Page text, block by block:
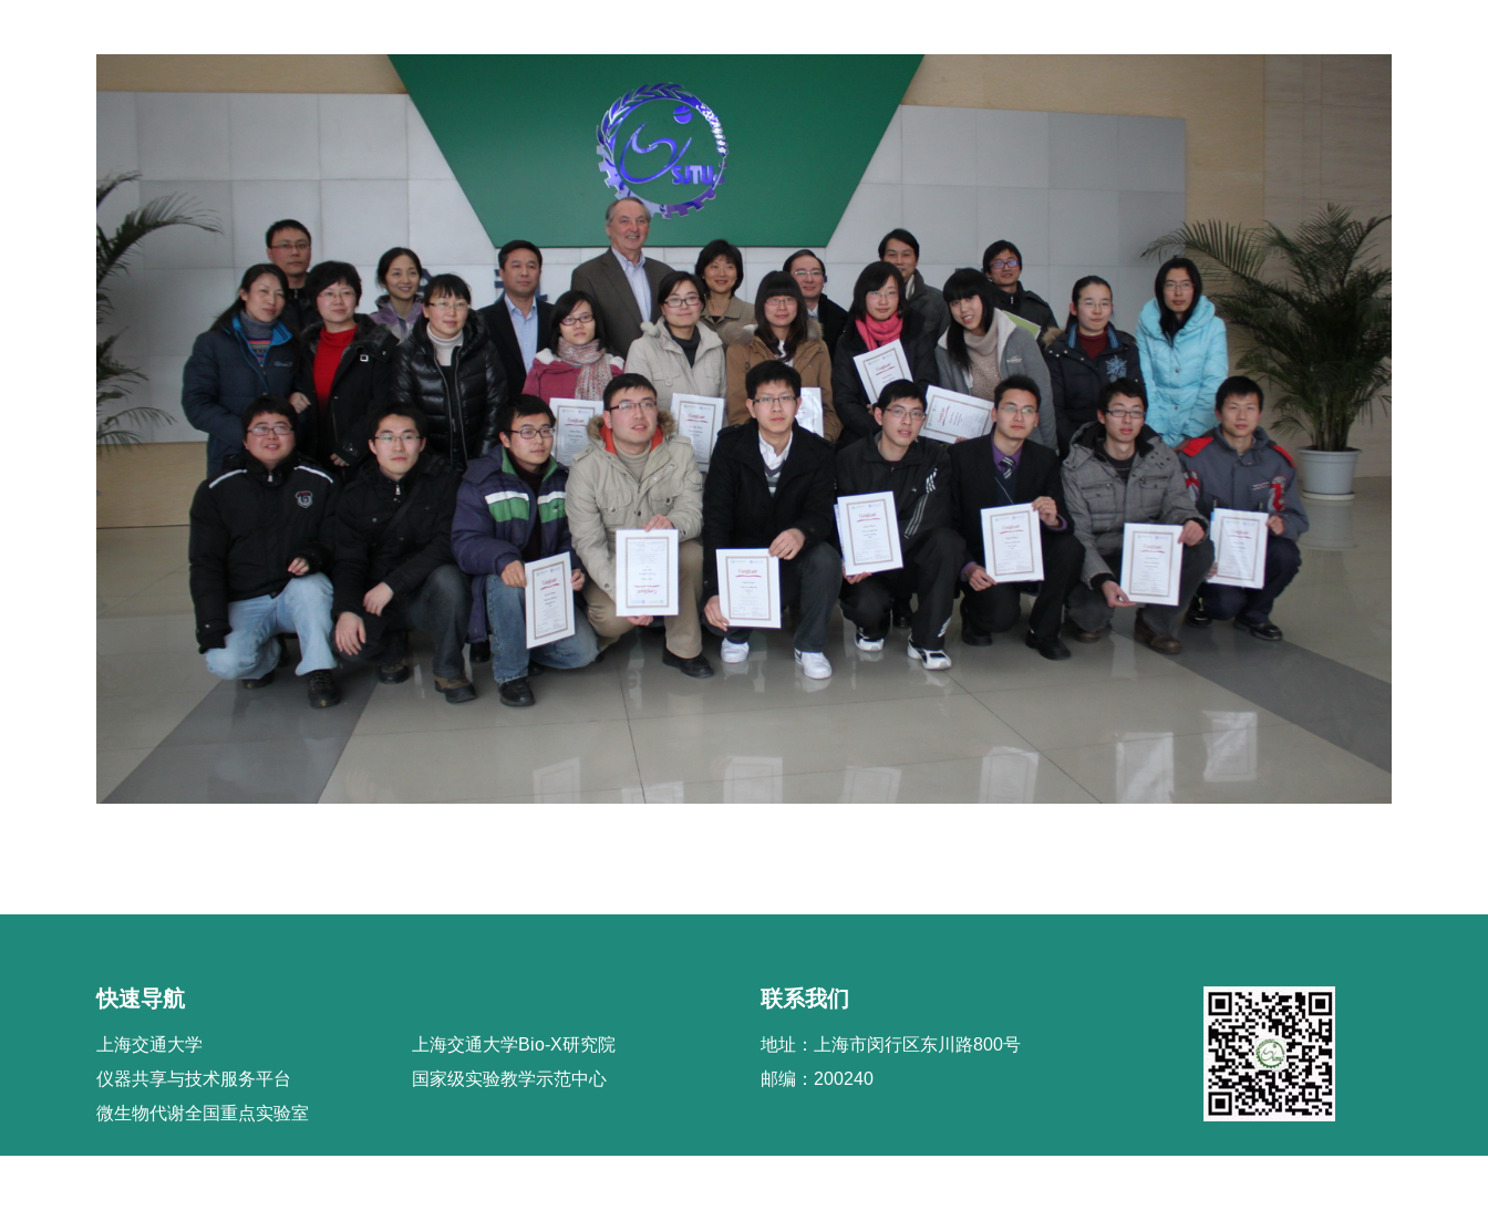
快速导航
上海交通大学
上海交通大学Bio-X研究院
仪器共享与技术服务平台
国家级实验教学示范中心
微生物代谢全国重点实验室
联系我们
地址：上海市闵行区东川路800号
邮编：200240